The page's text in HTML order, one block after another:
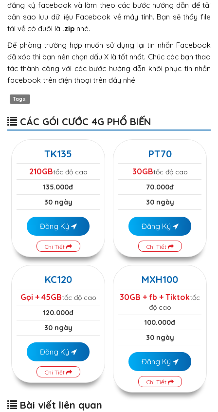
đăng ký facebook và làm theo các bước hướng dẫn để tải
bản sao lưu dữ liệu Facebook về máy tính. Bạn sẽ thấy file
tải về có đuôi là .zip nhé.
Để phòng trường hợp muốn sử dụng lại tin nhắn Facebook
đã xóa thì bạn nên chọn dấu X là tốt nhất. Chúc các bạn thao
tác thành công với các bước hướng dẫn khôi phục tin nhắn
facebook trên điện thoại trên đây nhé.
Tags:
CÁC GÓI CƯỚC 4G PHỔ BIẾN
TK135
210GBtốc độ cao
135.000đ
30 ngày
Đăng Ký
Chi Tiết
PT70
30GBtốc độ cao
70.000đ
30 ngày
Đăng Ký
Chi Tiết
KC120
Gọi + 45GBtốc độ cao
120.000đ
30 ngày
Đăng Ký
Chi Tiết
MXH100
30GB + fb + Tiktoktốc
độ cao
100.000đ
30 ngày
Đăng Ký
Chi Tiết
Bài viết liên quan